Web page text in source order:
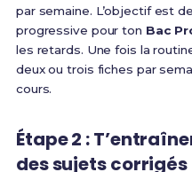
par semaine. L’objectif est
progressive pour ton Bac
les retards. Une fois la
deux ou trois fiches par
cours.
Étape 2 :
des sujets corrigés